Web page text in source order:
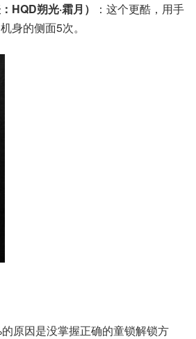
HQD朔光·霜月）
：这个更酷，用手
身的侧面5次。
的原因是没掌握正确的童锁解锁方